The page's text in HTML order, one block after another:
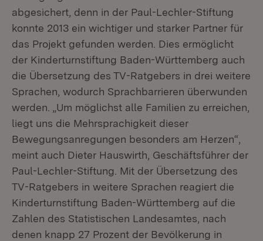
abgesichert, denn in der Paul-Lechler-Stiftung
konnte 2013 ein wichtiger und starker Partner für
das Projekt gefunden werden. Dies ermöglicht
der Kinderturnstiftung Baden-Württemberg auch
die Übersetzung des TV-Ratgebers in drei weitere
Sprachen, wodurch Sprachbarrieren überwunden
werden. „Um möglichst alle Familien zu erreichen,
liegt uns die Mehrsprachigkeit dieser
Bewegungsanregungen besonders am Herzen“,
meint auch Dieter Hauswirth, Geschäftsführer der
Paul-Lechler-Stiftung. Mit der Übersetzung des
TV-Ratgebers in weitere Sprachen reagiert die
Kinderturnstiftung Baden-Württemberg auf die
Zahlen des Statistischen Landesamtes, nach
denen knapp 27 Prozent der Bevölkerung in